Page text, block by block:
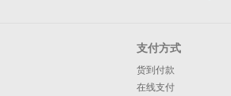
支付方式
货到付款
在线支付